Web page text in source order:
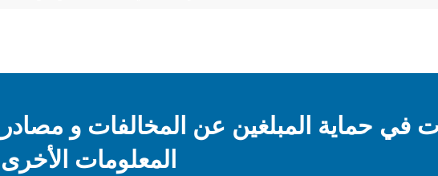
في حماية المبلغين عن المخالفات و مصادر
المعلومات الأخرى